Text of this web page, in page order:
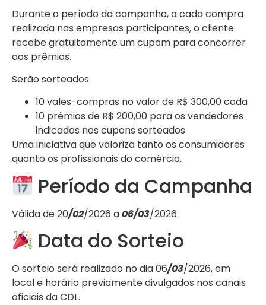
Durante o período da campanha, a cada compra
realizada nas empresas participantes, o cliente
recebe gratuitamente um cupom para concorrer
aos prêmios.
Serão sorteados:
10 vales-compras no valor de R$ 300,00 cada
10 prêmios de R$ 200,00 para os vendedores
indicados nos cupons sorteados
Uma iniciativa que valoriza tanto os consumidores
quanto os profissionais do comércio.
Período da Campanha
Válida de 20/02/2026 a06/03/2026.
Data do Sorteio
O sorteio será realizado no dia 06/03/2026, em
local e horário previamente divulgados nos canais
oficiais da CDL.